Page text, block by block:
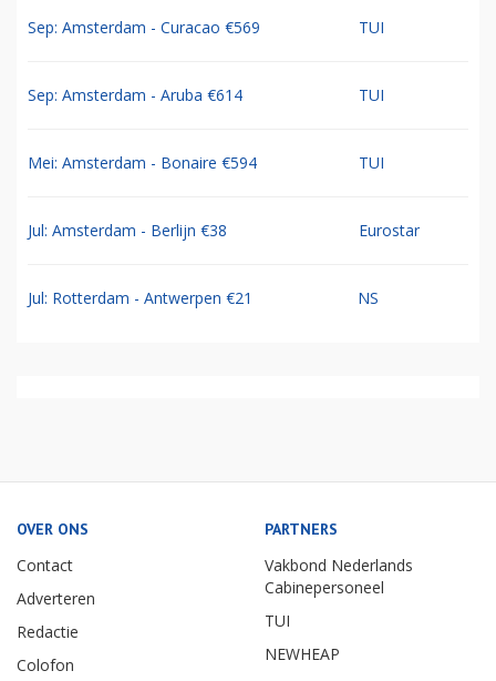
Sep: Amsterdam - Curacao €569 TUI
Sep: Amsterdam - Aruba €614 TUI
Mei: Amsterdam - Bonaire €594 TUI
Jul: Amsterdam - Berlijn €38 Eurostar
Jul: Rotterdam - Antwerpen €21 NS
OVER ONS
Contact
Adverteren
Redactie
Colofon
PARTNERS
Vakbond Nederlands
Cabinepersoneel
TUI
NEWHEAP